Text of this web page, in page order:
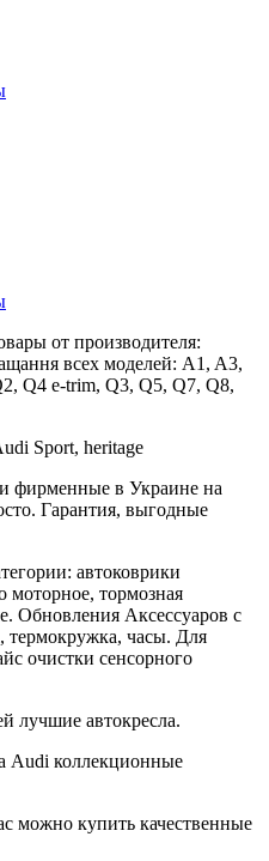
от производителя:
всех моделей: A1, A3,
Q4 e-trim, Q3, Q5, Q7, Q8,
Sport, heritage
фирменные в Украине на
Гарантия, выгодные
автоковрики
моторное, тормозная
Обновления Аксессуаров с
термокружка, часы. Для
очистки сенсорного
лучшие автокресла.
Audi коллекционные
можно купить качественные